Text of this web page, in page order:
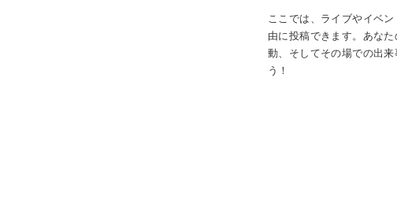
ここでは、ライブやイベ
由に投稿できます。あな
動、そしてその場での出
う！